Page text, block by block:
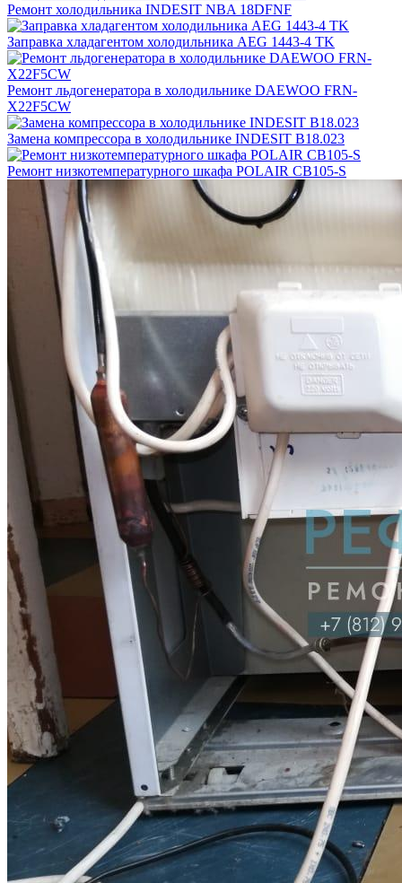
Ремонт холодильника INDESIT NBA 18DFNF
Заправка хладагентом холодильника AEG 1443-4 TK
Ремонт льдогенератора в холодильнике DAEWOO FRN-
X22F5CW
Замена компрессора в холодильнике INDESIT B18.023
Ремонт низкотемпературного шкафа POLAIR CB105-S